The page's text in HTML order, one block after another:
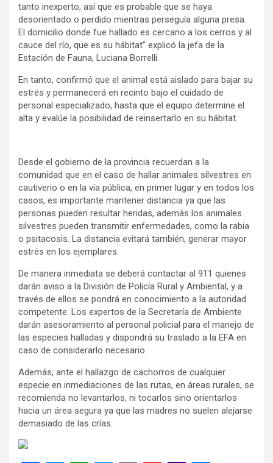
tanto inexperto, así que es probable que se haya
desorientado o perdido mientras perseguía alguna presa.
El domicilio donde fue hallado es cercano a los cerros y al
cauce del río, que es su hábitat” explicó la jefa de la
Estación de Fauna, Luciana Borrelli.
En tanto, confirmó que el animal está aislado para bajar su
estrés y permanecerá en recinto bajo el cuidado de
personal especializado, hasta que el equipo determine el
alta y evalúe la posibilidad de reinsertarlo en su hábitat.
Desde el gobierno de la provincia recuerdan a la
comunidad que en el caso de hallar animales silvestres en
cautiverio o en la vía pública, en primer lugar y en todos los
casos, es importante mantener distancia ya que las
personas pueden resultar heridas, además los animales
silvestres pueden transmitir enfermedades, como la rabia
o psitacosis. La distancia evitará también, generar mayor
estrés en los ejemplares.
De manera inmediata se deberá contactar al 911 quienes
darán aviso a la División de Policía Rural y Ambiental, y a
través de ellos se pondrá en conocimiento a la autoridad
competente. Los expertos de la Secretaría de Ambiente
darán asesoramiento al personal policial para el manejo de
las especies halladas y dispondrá su traslado a la EFA en
caso de considerarlo necesario.
Además, ante el hallazgo de cachorros de cualquier
especie en inmediaciones de las rutas, en áreas rurales, se
recomienda no levantarlos, ni tocarlos sino orientarlos
hacia un área segura ya que las madres no suelen alejarse
demasiado de las crías.